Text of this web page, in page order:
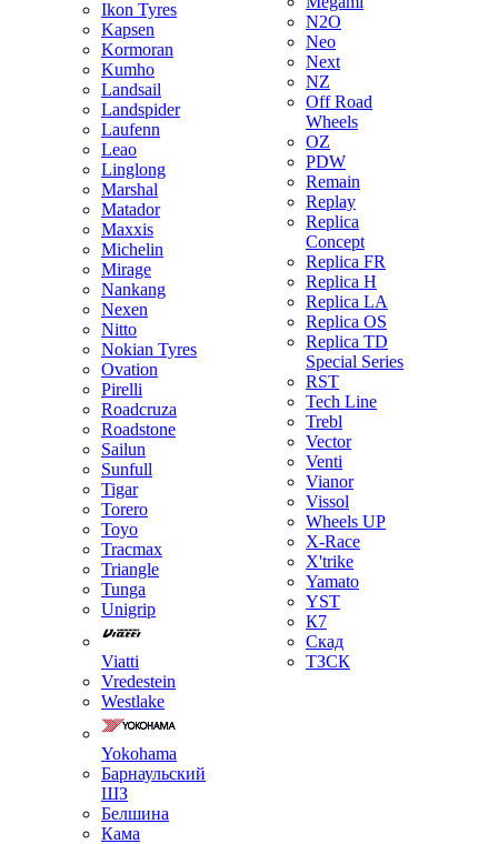
Ikon Tyres
Kapsen
Kormoran
Kumho
Landsail
Landspider
Laufenn
Leao
Linglong
Marshal
Matador
Maxxis
Michelin
Mirage
Nankang
Nexen
Nitto
Nokian Tyres
Ovation
Pirelli
Roadcruza
Roadstone
Sailun
Sunfull
Tigar
Torero
Toyo
Tracmax
Triangle
Tunga
Unigrip
Viatti
Vredestein
Westlake
Yokohama
Барнаульский
ШЗ
Белшина
Кама
N2O
Neo
Next
NZ
Off Road
Wheels
OZ
PDW
Remain
Replay
Replica
Concept
Replica FR
Replica H
Replica LA
Replica OS
Replica TD
Special Series
RST
Tech Line
Trebl
Vector
Venti
Vianor
Vissol
Wheels UP
X-Race
X'trike
Yamato
YST
К7
Скад
ТЗСК